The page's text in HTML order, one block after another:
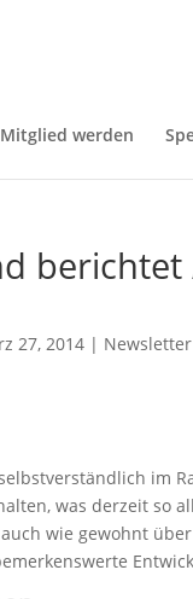
Mitglied werden
27, 2014 | Newsletter
im
was derzeit so
wie gewohnt